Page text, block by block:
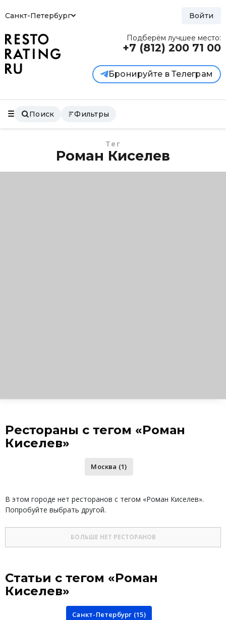
Санкт-Петербург Войти
Подберём лучшее место:
+7 (812) 200 71 00
Бронируйте в Телеграм
Поиск Фильтры
Тег
Роман Киселев
Рестораны с тегом «Роман
Киселев»
Москва (1)
В этом городе нет ресторанов с тегом «Роман Киселев».
Попробуйте выбрать другой.
БОЛЬШЕ НЕТ РЕСТОРАНОВ
Статьи с тегом «Роман
Киселев»
Санкт-Петербург (15)